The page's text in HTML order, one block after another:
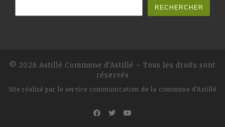
RECHERCHER
© 2026 Astillé Commune d'Astillé – Tous les droits sont
réservés
Site réalisé par le service communication de la commune d'Astillé